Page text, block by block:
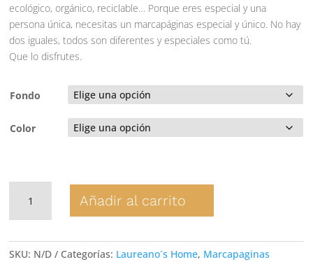
ecológico, orgánico, reciclable… Porque eres especial y una
persona única, necesitas un marcapáginas especial y único. No hay
dos iguales, todos son diferentes y especiales como tú.
Que lo disfrutes.
Fondo
Color
Marcapáginas
cantidad
Añadir al carrito
SKU: N/D Categorías: Laureano´s Home, Marcapaginas